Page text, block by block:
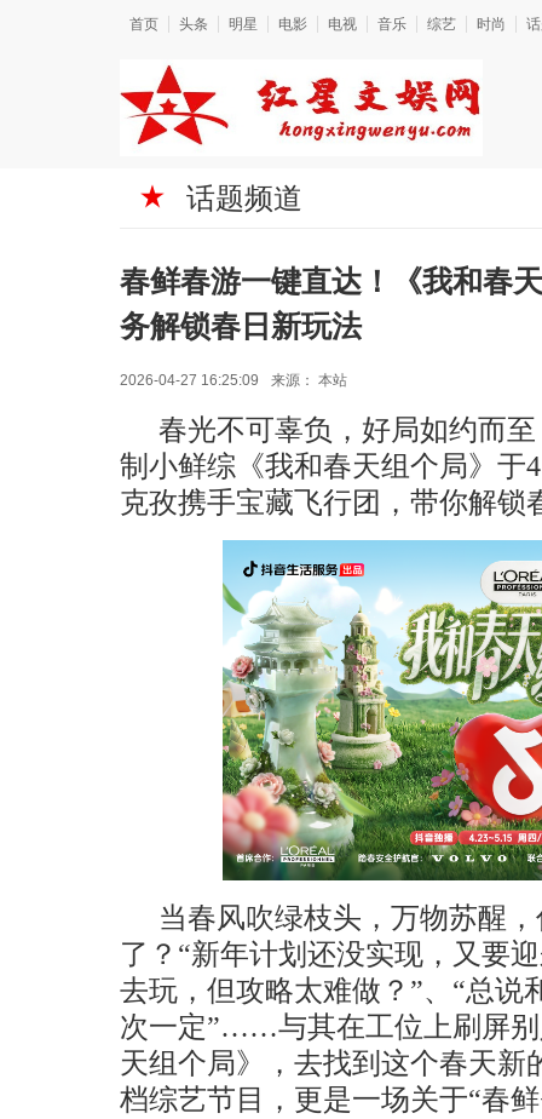
首页 头条 明星 电影 电视 音乐 综艺 时尚
话题频道
春鲜春游一键直达！《我和春
务解锁春日新玩法
2026-04-27 16:25:09 来源： 本站
春光不可辜负，好局如约而
制小鲜综《我和春天组个局》于
克孜携手宝藏飞行团，带你解锁
当春风吹绿枝头，万物苏醒
了？“新年计划还没实现，又要
去玩，但攻略太难做？”、“总说
次一定”……与其在工位上刷屏
天组个局》，去找到这个春天新
档综艺节目，更是一场关于“春